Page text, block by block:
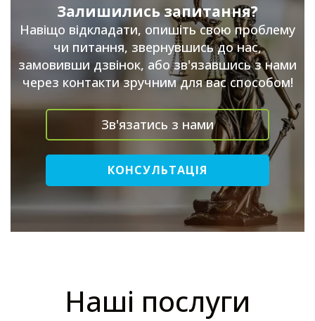
Залишились запитання?
Навіщо відкладати, опишіть свою проблему
чи питання, звернувшись до нас,
замовивши дзвінок, або зв'язавшись з нами
через контакти зручним для вас способом!
Зв'язатись з нами
КОНСУЛЬТАЦІЯ
Наші послуги